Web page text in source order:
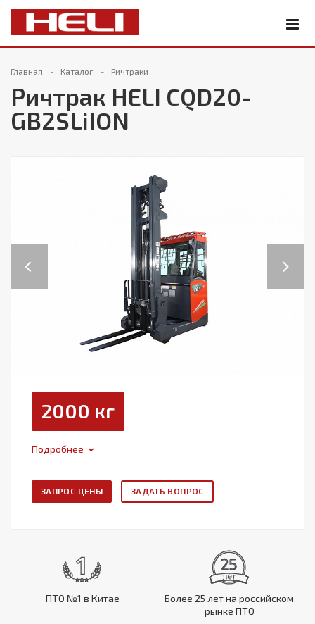
Главная Каталог Ричтраки
Ричтрак HELI CQD20-
GB2SLiION
2000 кг
Подробнее
ЗАПРОС ЦЕНЫ ЗАДАТЬ ВОПРОС
ПТО №1 в Китае
Более 25 лет на российском
рынке ПТО